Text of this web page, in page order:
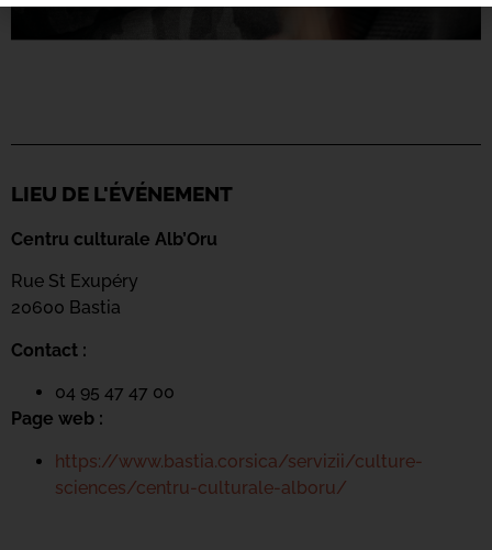
LIEU DE L'ÉVÉNEMENT
Centru culturale Alb’Oru
Rue St Exupéry
20600 Bastia
Contact :
04 95 47 47 00
Page web :
https://www.bastia.corsica/servizii/culture-
sciences/centru-culturale-alboru/